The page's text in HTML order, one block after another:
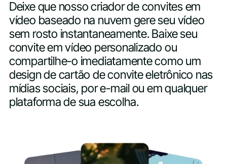
Deixe que nosso criador de convites em
vídeo baseado na nuvem gere seu vídeo
sem rosto instantaneamente. Baixe seu
convite em vídeo personalizado ou
compartilhe-o imediatamente como um
design de cartão de convite eletrônico nas
mídias sociais, por e-mail ou em qualquer
plataforma de sua escolha.